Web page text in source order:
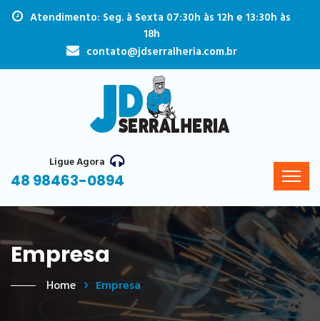
Atendimento: Seg. à Sexta 07:30h às 12h e 13:30h às
18h
contato@jdserralheria.com.br
Ligue Agora
48 98463-0894
Empresa
Home Empresa